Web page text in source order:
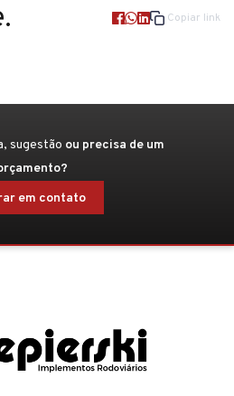
Copiar link
sugestão ou precisa de um
em contato